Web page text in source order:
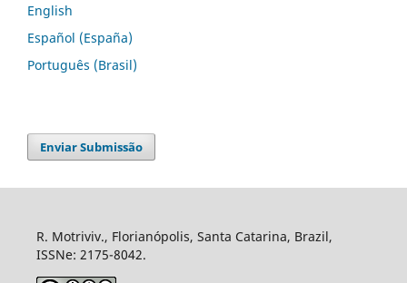
English
Español (España)
Português (Brasil)
Enviar Submissão
R. Motriviv., Florianópolis, Santa Catarina, Brazil,
ISSNe: 2175-8042.